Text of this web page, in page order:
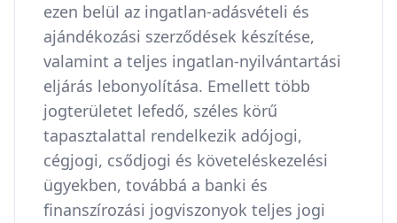
ezen belül az ingatlan-adásvételi és
ajándékozási szerződések készítése,
valamint a teljes ingatlan-nyilvántartási
eljárás lebonyolítása. Emellett több
jogterületet lefedő, széles körű
tapasztalattal rendelkezik adójogi,
cégjogi, csődjogi és követeléskezelési
ügyekben, továbbá a banki és
finanszírozási jogviszonyok teljes jogi